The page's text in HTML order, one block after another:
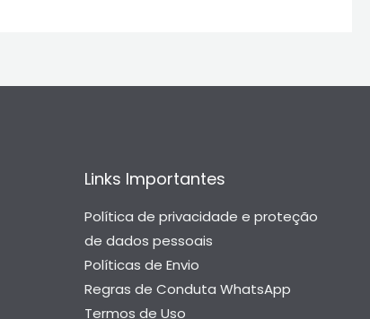
Links Importantes
Política de privacidade e proteção
de dados pessoais
Políticas de Envio
Regras de Conduta WhatsApp
Termos de Uso